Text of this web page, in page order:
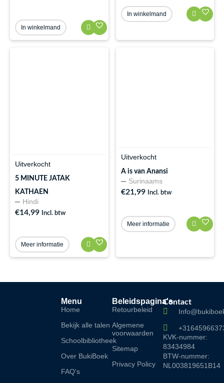
In winkelmand
In winkelmand
Uitverkocht
5 MINUTE JATAK
KATHAEN
Hindi
€14,99 Incl. btw
Meer informatie
Uitverkocht
A is van Anansi
Surinaams
€21,99 Incl. btw
Meer informatie
Menu
Home
Bekijk alle talen
Schoolbibliotheek
Over BukiBoek
FAQ's
Beleidspagina's
Retourbeleid
Algemene
voorwaarden
Sitemap
Privacy Policy
Contact
KVK-nummer:
83434984
BTW-nummer:
NL003819651B14